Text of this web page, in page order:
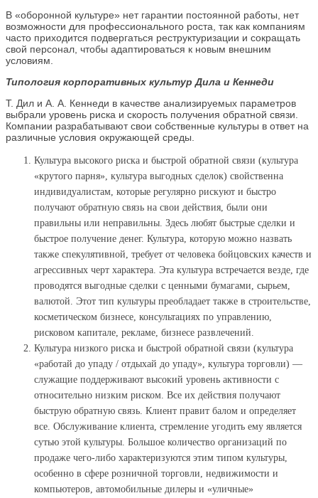
В «оборонной культуре» нет гарантии постоянной работы, нет
возможности для профессионального роста, так как компаниям
часто приходится подвергаться реструктуризации и сокращать
свой персонал, чтобы адаптироваться к новым внешним
условиям.
Типология корпоративных культур Дила и Кеннеди
Т. Дил и А. А. Кеннеди в качестве анализируемых параметров
выбрали уровень риска и скорость получения обратной связи.
Компании разрабатывают свои собственные культуры в ответ на
различные условия окружающей среды.
Культура высокого риска и быстрой обратной связи (культура
«крутого парня», культура выгодных сделок) свойственна
индивидуалистам, которые регулярно рискуют и быстро
получают обратную связь на свои действия, были они
правильны или неправильны. Здесь любят быстрые сделки и
быстрое получение денег. Культура, которую можно назвать
также спекулятивной, требует от человека бойцовских качеств и
агрессивных черт характера. Эта культура встречается везде, где
проводятся выгодные сделки с ценными бумагами, сырьем,
валютой. Этот тип культуры преобладает также в строительстве,
косметическом бизнесе, консультациях по управлению,
рисковом капитале, рекламе, бизнесе развлечений.
Культура низкого риска и быстрой обратной связи (культура
«работай до упаду / отдыхай до упаду», культура торговли) —
служащие поддерживают высокий уровень активности с
относительно низким риском. Все их действия получают
быструю обратную связь. Клиент правит балом и определяет
все. Обслуживание клиента, стремление угодить ему является
сутью этой культуры. Большое количество организаций по
продаже чего-либо характеризуются этим типом культуры,
особенно в сфере розничной торговли, недвижимости и
компьютеров, автомобильные дилеры и «уличные»